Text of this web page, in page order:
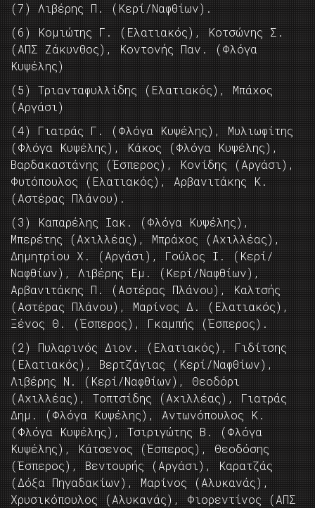
(7) Λιβέρης Π. (Κερί/Ναφθίων).
(6) Κομιώτης Γ. (Ελατιακός), Κοτσώνης Σ.
(ΑΠΣ Ζάκυνθος), Κοντονής Παν. (Φλόγα
Κυψέλης)
(5) Τριανταφυλλίδης (Ελατιακός), Μπάχος
(Αργάσι)
(4) Γιατράς Γ. (Φλόγα Κυψέλης), Μυλιωφίτης
(Φλόγα Κυψέλης), Κάκος (Φλόγα Κυψέλης),
Βαρδακαστάνης (Έσπερος), Κονίδης (Αργάσι),
Φυτόπουλος (Ελατιακός), Αρβανιτάκης Κ.
(Αστέρας Πλάνου).
(3) Καπαρέλης Ιακ. (Φλόγα Κυψέλης),
Μπερέτης (Αχιλλέας), Μπράχος (Αχιλλέας),
Δημητρίου Χ. (Αργάσι), Γούλος Ι. (Κερί/
Ναφθίων), Λιβέρης Εμ. (Κερί/Ναφθίων),
Αρβανιτάκης Π. (Αστέρας Πλάνου), Καλτσής
(Αστέρας Πλάνου), Μαρίνος Δ. (Ελατιακός),
Ξένος Θ. (Έσπερος), Γκαμπής (Έσπερος).
(2) Πυλαρινός Διον. (Ελατιακός), Γιδίτσης
(Ελατιακός), Βερτζάγιας (Κερί/Ναφθίων),
Λιβέρης Ν. (Κερί/Ναφθίων), Θεοδόρι
(Αχιλλέας), Τοπτσίδης (Αχιλλέας), Γιατράς
Δημ. (Φλόγα Κυψέλης), Αντωνόπουλος Κ.
(Φλόγα Κυψέλης), Τσιριγώτης Β. (Φλόγα
Κυψέλης), Κάτσενος (Έσπερος), Θεοδόσης
(Έσπερος), Βεντουρής (Αργάσι), Καρατζάς
(Δόξα Πηγαδακίων), Μαρίνος (Αλυκανάς),
Χρυσικόπουλος (Αλυκανάς), Φιορεντίνος (ΑΠΣ